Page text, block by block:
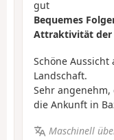
gut
Bequemes
Attraktivität der
Schöne
Landschaft.
Sehr
die Ankunft in
Maschinell